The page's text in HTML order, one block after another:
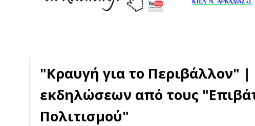
"Κραυγή για το Περιβάλλον" |
εκδηλώσεων από τους
Πολιτισμού"